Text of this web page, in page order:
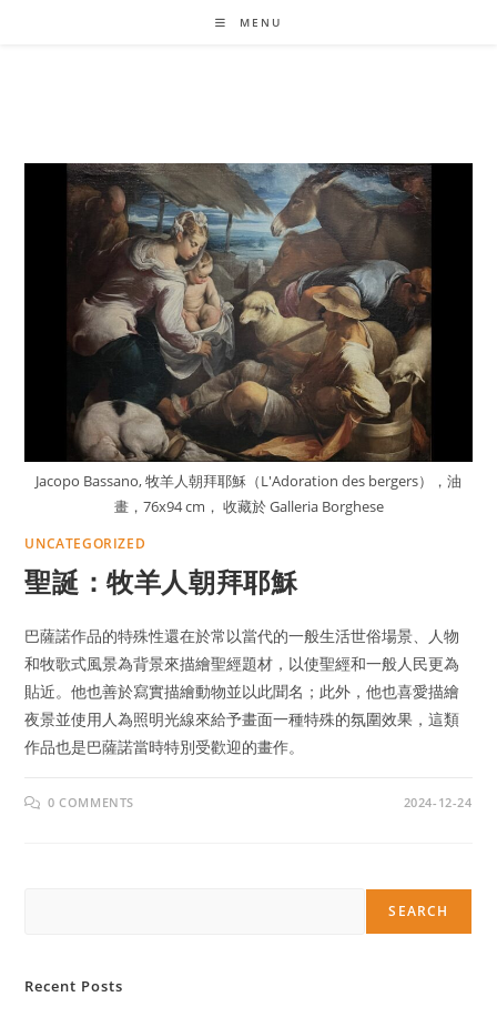
MENU
Jacopo Bassano, 牧羊人朝拜耶穌（L'Adoration des bergers），油
畫，76x94 cm， 收藏於 Galleria Borghese
UNCATEGORIZED
聖誕：牧羊人朝拜耶穌
巴薩諾作品的特殊性還在於常以當代的一般生活世俗場景、人物
和牧歌式風景為背景來描繪聖經題材，以使聖經和一般人民更為
貼近。他也善於寫實描繪動物並以此聞名；此外，他也喜愛描繪
夜景並使用人為照明光線來給予畫面一種特殊的氛圍效果，這類
作品也是巴薩諾當時特別受歡迎的畫作。
0 COMMENTS 2024-12-24
SEARCH
Recent Posts